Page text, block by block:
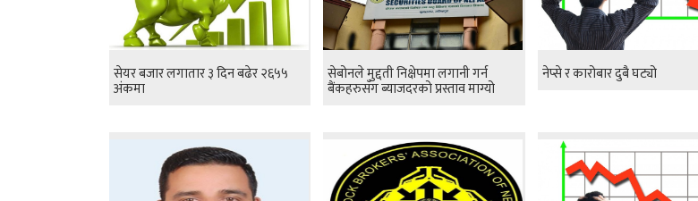
सेयर बजार लगातार ३ दिन बढेर २६५५
अंकमा
सेबोनले मुद्दती निक्षेपमा लगानी गर्न
बैंकहरुसँग ब्याजदरको प्रस्ताव माग्यो
नेप्से र कारोबार दुबै घट्यो